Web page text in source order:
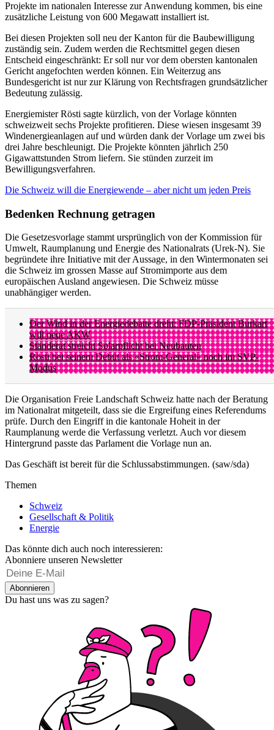
Projekte im nationalen Interesse zur Anwendung kommen, bis eine
zusätzliche Leistung von 600 Megawatt installiert ist.
Bei diesen Projekten soll neu der Kanton für die Baubewilligung
zuständig sein. Zudem werden die Rechtsmittel gegen diesen
Entscheid eingeschränkt: Er soll nur vor dem obersten kantonalen
Gericht angefochten werden können. Ein Weiterzug ans
Bundesgericht ist nur zur Klärung von Rechtsfragen grundsätzlicher
Bedeutung zulässig.
Energiemister Rösti sagte kürzlich, von der Vorlage könnten
schweizweit sechs Projekte profitieren. Diese wiesen insgesamt 39
Windenergieanlagen auf und würden dank der Vorlage um zwei bis
drei Jahre beschleunigt. Die Projekte könnten jährlich 250
Gigawattstunden Strom liefern. Sie stünden zurzeit im
Bewilligungsverfahren.
Die Schweiz will die Energiewende – aber nicht um jeden Preis
Bedenken Rechnung getragen
Die Gesetzesvorlage stammt ursprünglich von der Kommission für
Umwelt, Raumplanung und Energie des Nationalrats (Urek-N). Sie
begründete ihre Initiative mit der Aussage, in den Wintermonaten sei
die Schweiz im grossen Masse auf Stromimporte aus dem
europäischen Ausland angewiesen. Die Schweiz müsse
unabhängiger werden.
Der Wind in der Energiedebatte dreht: FDP-Präsident Burkart
will neue AKW
Ständerat streicht Solarpflicht bei Neubauten
Rösti bei seinem Debüt als «Strom-General» noch im SVP-
Modus
Die Organisation Freie Landschaft Schweiz hatte nach der Beratung
im Nationalrat mitgeteilt, dass sie die Ergreifung eines Referendums
prüfe. Durch den Eingriff in die kantonale Hoheit in der
Raumplanung werde die Verfassung verletzt. Auch vor diesem
Hintergrund passte das Parlament die Vorlage nun an.
Das Geschäft ist bereit für die Schlussabstimmungen. (saw/sda)
Themen
Schweiz
Gesellschaft & Politik
Energie
Das könnte dich auch noch interessieren:
Abonniere unseren Newsletter
Abonnieren
Du hast uns was zu sagen?